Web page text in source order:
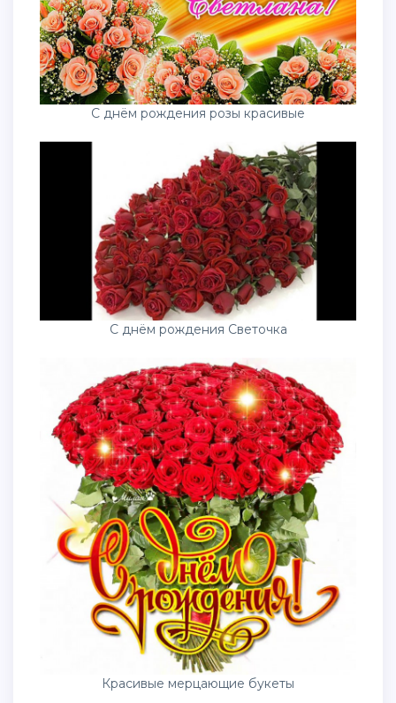
С днём рождения розы красивые
С днём рождения Светочка
Красивые мерцающие букеты